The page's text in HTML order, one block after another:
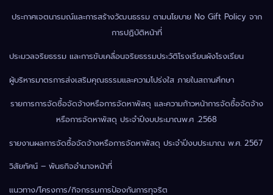
ประกาศเจตนารมณ์และการสร้างวัฒนธรรม ตามนโยบาย No Gift Policy จาก
การปฏิบัติหน้าที่
ประมวลจริยธรรม และการขับเคลื่อนจริยธรรมประวัติโรงเรียนผังโรงเรียน
ผู้บริหารมาตรการส่งเสริมคุณธรรมและความโปร่งใส ภายในสถานศึกษา
รายการการจัดซื้อจัดจ้างหรือการจัดหาพัสดุ และความก้าวหน้าการจัดซื้อจัดจ้าง
หรือการจัดหาพัสดุ ประจำปีงบประมาณพ.ศ .2568
รายงานผลการจัดซื้อจัดจ้างหรือการจัดหาพัสดุ ประจำปีงบประมาณ พ.ศ. 2567
วิสัยทัศน์ – พันธกิจอำนาจหน้าที่
แนวทาง/โครงการ/กิจกรรมการป้องกันการทุจริต